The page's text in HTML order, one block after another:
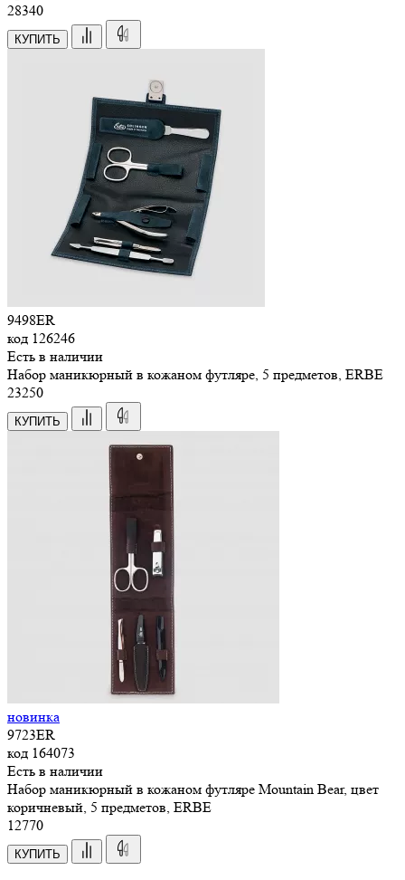
28340
КУПИТЬ
9498ER
код 126246
Есть в наличии
Набор маникюрный в кожаном футляре, 5 предметов, ERBE
23250
КУПИТЬ
новинка
9723ER
код 164073
Есть в наличии
Набор маникюрный в кожаном футляре Mountain Bear, цвет
коричневый, 5 предметов, ERBE
12770
КУПИТЬ